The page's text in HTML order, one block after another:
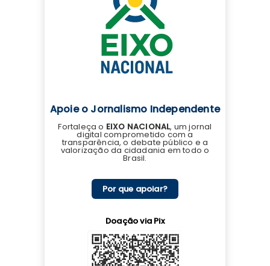
Apoie o Jornalismo Independente
Fortaleça o EIXO NACIONAL, um jornal
digital comprometido com a
transparência, o debate público e a
valorização da cidadania em todo o
Brasil.
Por que apoiar?
Doação via Pix